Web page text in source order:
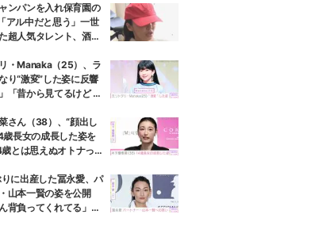
ンパンを入れ保育園の
アル中だと思う」一世
超人気タレント、酒漬
・Manaka（25）、ラ
り“激変”した姿に反響
「昔から見てるけど 最
さん（38）、“顔出し
歳長女の成長した姿を
とは思えぬオトナっぽ
反響
に出産した冨永愛、パ
山本一賢の姿を公開
背負ってくれてる」感